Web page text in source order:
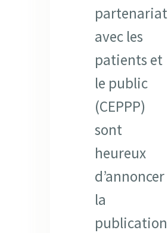
partenariat
avec les
patients et
le public
(CEPPP)
sont
heureux
d’annoncer
la
publication